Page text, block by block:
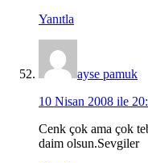
Yanıtla
ayse pamuk
10 Nisan 2008 ile
Cenk çok ama çok
daim olsun.Sevgiler